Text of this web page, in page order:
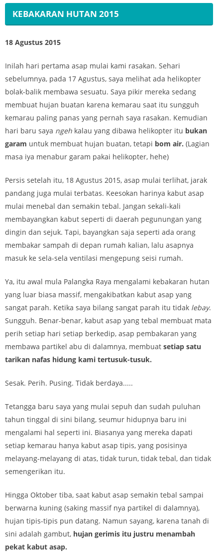
KEBAKARAN HUTAN 2015
18 Agustus 2015
Inilah hari pertama asap mulai kami rasakan. Sehari
sebelumnya, pada 17 Agustus, saya melihat ada helikopter
bolak-balik membawa sesuatu. Saya pikir mereka sedang
membuat hujan buatan karena kemarau saat itu sungguh
kemarau paling panas yang pernah saya rasakan. Kemudian
hari baru saya ngeh kalau yang dibawa helikopter itu bukan
garam untuk membuat hujan buatan, tetapi bom air. (Lagian
masa iya menabur garam pakai helikopter, hehe)
Persis setelah itu, 18 Agustus 2015, asap mulai terlihat, jarak
pandang juga mulai terbatas. Keesokan harinya kabut asap
mulai menebal dan semakin tebal. Jangan sekali-kali
membayangkan kabut seperti di daerah pegunungan yang
dingin dan sejuk. Tapi, bayangkan saja seperti ada orang
membakar sampah di depan rumah kalian, lalu asapnya
masuk ke sela-sela ventilasi mengepung seisi rumah.
Ya, itu awal mula Palangka Raya mengalami kebakaran hutan
yang luar biasa massif, mengakibatkan kabut asap yang
sangat parah. Ketika saya bilang sangat parah itu tidak lebay.
Sungguh. Benar-benar, kabut asap yang tebal membuat mata
perih setiap hari setiap berkedip, asap pembakaran yang
membawa partikel abu di dalamnya, membuat setiap satu
tarikan nafas hidung kami tertusuk-tusuk.
Sesak. Perih. Pusing. Tidak berdaya.....
Tetangga baru saya yang mulai sepuh dan sudah puluhan
tahun tinggal di sini bilang, seumur hidupnya baru ini
mengalami hal seperti ini. Biasanya yang mereka dapati
setiap kemarau hanya kabut asap tipis, yang posisinya
melayang-melayang di atas, tidak turun, tidak tebal, dan tidak
semengerikan itu.
Hingga Oktober tiba, saat kabut asap semakin tebal sampai
berwarna kuning (saking massif nya partikel di dalamnya),
hujan tipis-tipis pun datang. Namun sayang, karena tanah di
sini adalah gambut, hujan gerimis itu justru menambah
pekat kabut asap.